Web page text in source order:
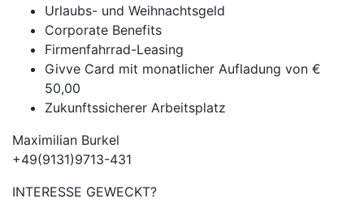
Urlaubs- und Weihnachtsgeld
Corporate Benefits
Firmenfahrrad-Leasing
Givve Card mit monatlicher Aufladung von €
50,00
Zukunftssicherer Arbeitsplatz
Maximilian Burkel
+49(9131)9713-431
INTERESSE GEWECKT?